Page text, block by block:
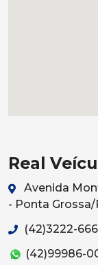
Real
Avenida
- Ponta Grossa/
(42)3222-
(42)99986-